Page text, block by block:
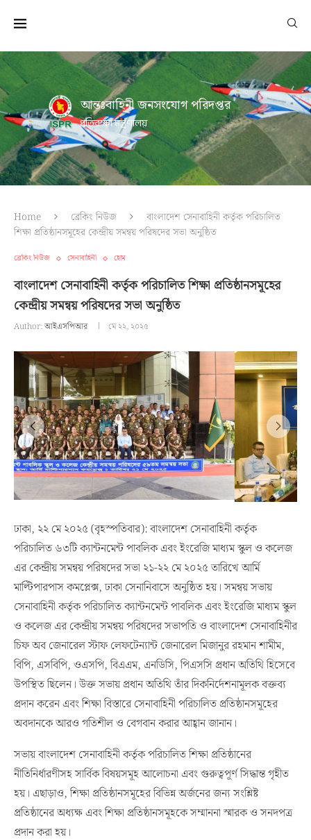
আন্তঃবাহিনী জনসংযোগ পরিদপ্তর
প্রতিরক্ষা মন্ত্রণালয়
Home ব্রেকিং নিউজ
বাংলাদেশ সেনাবাহিনী কর্তৃক পরিচালিত
শিক্ষা প্রতিষ্ঠানসমূহের কেন্দ্রীয় সমন্বয় পরিষদের সভা অনুষ্ঠিত
ব্রেকিং নিউজ সেনাবাহিনী হোম
বাংলাদেশ সেনাবাহিনী কর্তৃক পরিচালিত শিক্ষা প্রতিষ্ঠানসমূহের
কেন্দ্রীয় সমন্বয় পরিষদের সভা অনুষ্ঠিত
Author:আইএসপিআর মে ২২, ২০২৫
ঢাকা, ২২ মে ২০২৫ (বৃহস্পতিবার): বাংলাদেশ সেনাবাহিনী কর্তৃক
পরিচালিত ৬৩টি ক্যান্টনমেন্ট পাবলিক এবং ইংরেজি মাধ্যম স্কুল ও কলেজ
এর কেন্দ্রীয় সমন্বয় পরিষদের সভা ২১-২২ মে ২০২৫ তারিখে আর্মি
মাল্টিপারপাস কমপ্লেক্স, ঢাকা সেনানিবাসে অনুষ্ঠিত হয়। সমন্বয় সভায়
সেনাবাহিনী কর্তৃক পরিচালিত ক্যান্টনমেন্ট পাবলিক এবং ইংরেজি মাধ্যম স্কুল
ও কলেজ এর কেন্দ্রীয় সমন্বয় পরিষদের সভাপতি ও বাংলাদেশ সেনাবাহিনীর
চিফ অব জেনারেল স্টাফ লেফটেন্যান্ট জেনারেল মিজানুর রহমান শামীম,
বিপি, এসবিপি, ওএসপি, বিএএম, এনডিসি, পিএসসি প্রধান অতিথি হিসেবে
উপস্থিত ছিলেন। উক্ত সভায় প্রধান অতিথি তাঁর দিকনির্দেশনামূলক বক্তব্য
অবদানকে আরও গতিশীল ও বেগবান করার আহ্বান জানান।
সভায় বাংলাদেশ সেনাবাহিনী কর্তৃক পরিচালিত শিক্ষা প্রতিষ্ঠানের
নীতিনির্ধারণীসহ সার্বিক বিষয়সমূহ আলোচনা এবং গুরুত্বপূর্ণ সিদ্ধান্ত গৃহীত
হয়। এছাড়াও, শিক্ষা প্রতিষ্ঠানসমূহের বিভিন্ন অর্জনের জন্য সংশ্লিষ্ট